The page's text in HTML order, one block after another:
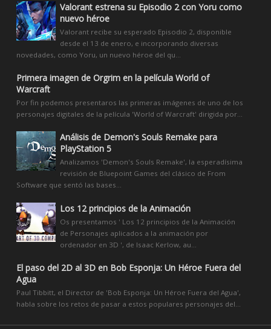
Valorant estrena su Episodio 2 con Yoru como
nuevo héroe
Valorant recibe su esperado Episodio 2, disponible
desde el 13 de enero, e incorporando diversas
novedades, como Yoru, un nuevo héroe del qu...
Primera imagen de Orgrim en la película World of
Warcraft
Por fin podemos presentaros las primeras imágenes de uno de los
personajes digitales de la película 'World of Warcraft' dirigida por...
Análisis de Demon's Souls Remake para
PlayStation 5
Analizamos 'Demon's Souls Remake', la esperadísima
revisión de Bluepoint Games del clásico de From
Software que sentó las bases...
Los 12 principios de la Animación
Os presentamos ' Los 12 principios de la Animación
de Personajes aplicados a la animación por
ordenador en 3D ', de Isaac Kerlow, au...
El paso del 2D al 3D en Bob Esponja: Un Héroe Fuera del
Agua
Paul Tibbitt, el Director de 'Bob Esponja: Un Héroe Fuera del Agua',
habla sobre los retos de pasar a estos populares personajes del...